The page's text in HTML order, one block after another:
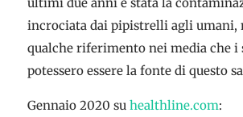
incrociata dai pipistrelli agli umani,
qualche riferimento nei media che i
potessero essere la fonte di questo
Gennaio 2020 su healthline.com: